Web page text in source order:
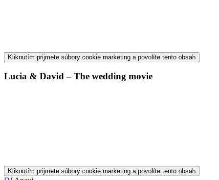
Kliknutím prijmete súbory cookie marketing a povolíte tento obsah
Lucia & David – The wedding movie
Kliknutím prijmete súbory cookie marketing a povolíte tento obsah